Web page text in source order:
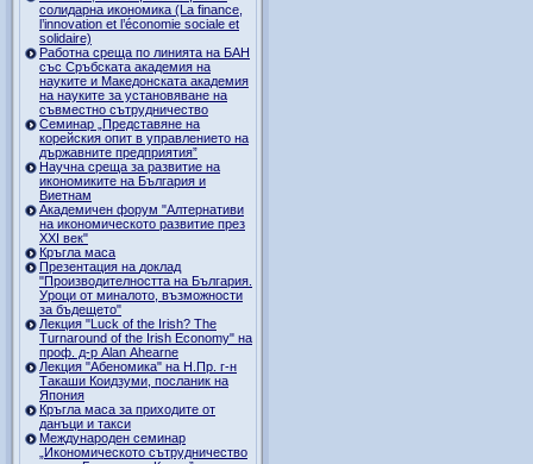
солидарна икономика (La finance,
l’innovation et l’économie sociale et
solidaire)
Работна среща по линията на БАН
със Сръбската академия на
науките и Македонската академия
на науките за установяване на
съвместно сътрудничество
Семинар „Представяне на
корейския опит в управлението на
държавните предприятия”
Научна среща за развитие на
икономиките на България и
Виетнам
Академичен форум "Алтернативи
на икономическото развитие през
XXI век"
Кръгла маса
Презентация на доклад
"Производителността на България.
Уроци от миналото, възможности
за бъдещето"
Лекция "Luck of the Irish? The
Turnaround of the Irish Economy" на
проф. д-р Alan Ahearne
Лекция "Абеномика" на Н.Пр. г-н
Такаши Коидзуми, посланик на
Япония
Кръгла маса за приходите от
данъци и такси
Международен семинар
„Икономическото сътрудничество